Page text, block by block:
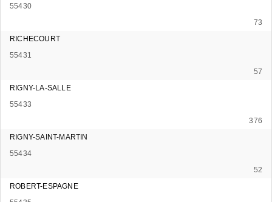
55430
73
RICHECOURT
55431
57
RIGNY-LA-SALLE
55433
376
RIGNY-SAINT-MARTIN
55434
52
ROBERT-ESPAGNE